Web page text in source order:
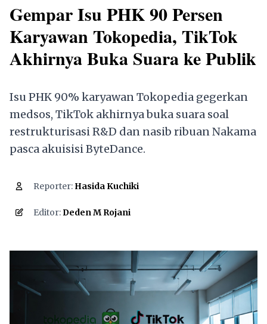
Gempar Isu PHK 90 Persen
Karyawan Tokopedia, TikTok
Akhirnya Buka Suara ke Publik
Isu PHK 90% karyawan Tokopedia gegerkan
medsos, TikTok akhirnya buka suara soal
restrukturisasi R&D dan nasib ribuan Nakama
pasca akuisisi ByteDance.
Reporter: Hasida Kuchiki
Editor:Deden M Rojani